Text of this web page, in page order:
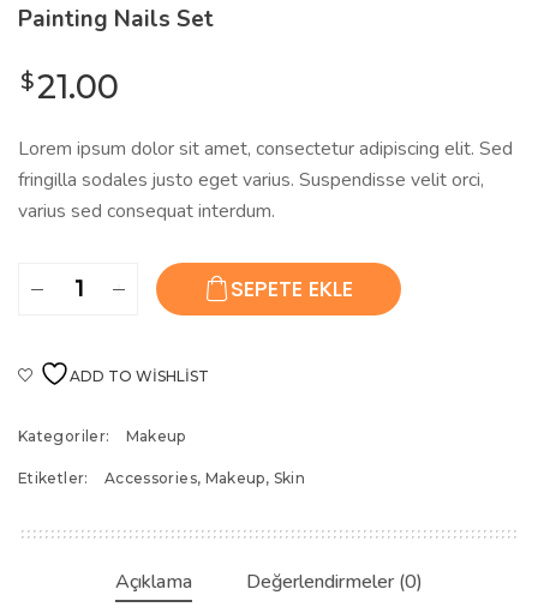
Painting Nails Set
$21.00
Lorem ipsum dolor sit amet, consectetur adipiscing elit. Sed
fringilla sodales justo eget varius. Suspendisse velit orci,
varius sed consequat interdum.
Painting
adet
SEPETE EKLE
ADD TO WISHLIST
Kategoriler: Makeup
Etiketler: Accessories, Makeup, Skin
Açıklama Değerlendirmeler (0)